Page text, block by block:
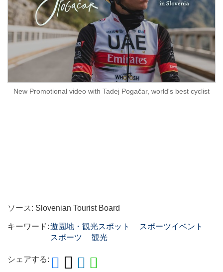
New Promotional video with Tadej Pogačar, world's best cyclist
ソース: Slovenian Tourist Board
キーワード:遊園地・観光スポット
スポーツイベント
スポーツ
観光
シェアする: